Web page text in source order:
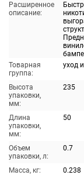
Расширенное
описание:
Товарная
группа:
уход
Высота
упаковки,
мм:
235
Длина
упаковки,
мм:
50
Объем
упаковки, л:
0.7
Масса, кг:
0.238